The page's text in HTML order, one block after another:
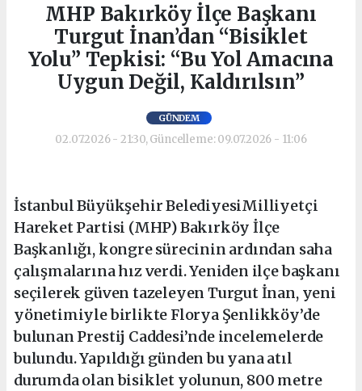
MHP Bakırköy İlçe Başkanı
Turgut İnan’dan “Bisiklet
Yolu” Tepkisi: “Bu Yol Amacına
Uygun Değil, Kaldırılsın”
GÜNDEM
02.07.2026 - 21:30, Güncelleme: 09.07.2026 - 11:06
İstanbul Büyükşehir BelediyesiMilliyetçi
Hareket Partisi (MHP) Bakırköy İlçe
Başkanlığı, kongre sürecinin ardından saha
çalışmalarına hız verdi. Yeniden ilçe başkanı
seçilerek güven tazeleyen Turgut İnan, yeni
yönetimiyle birlikte Florya Şenlikköy’de
bulunan Prestij Caddesi’nde incelemelerde
bulundu. Yapıldığı günden bu yana atıl
durumda olan bisiklet yolunun, 800 metre